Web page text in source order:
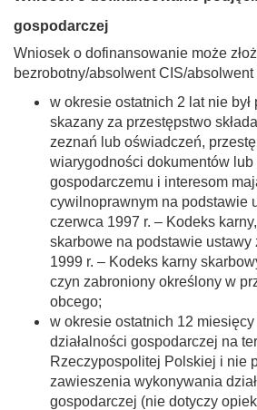
gospodarczej
Wniosek o dofinansowanie może
bezrobotny/absolwent CIS/
w okresie ostatnich 2 lat nie był
skazany za przestępstwo
zeznań lub oświadczeń,
wiarygodności dokumentów
gospodarczemu i interesom
cywilnoprawnym na podstawie
czerwca 1997 r. – Kodeks
skarbowe na podstawie ustawy
1999 r. – Kodeks karny
czyn zabroniony określony w
obcego;
w okresie ostatnich 12 miesięcy
działalności gospodarczej na
Rzeczypospolitej Polskiej i nie
zawieszenia wykonywania
gospodarczej (nie dotyczy